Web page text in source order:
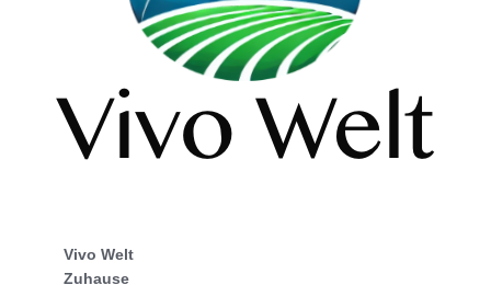
Vivo Welt
Zuhause